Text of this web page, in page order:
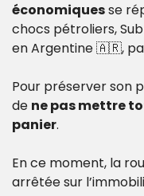
économiques se
chocs pétroliers,
en Argentine 🇦🇷,
Pour préserver son
de ne pas mettre
panier.
En ce moment, la
arrêtée sur